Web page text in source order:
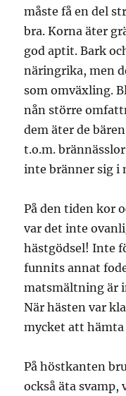
måste få en del
bra. Korna äter
god aptit. Bark
näringrika, men
som omväxling.
nån större
dem äter de
t.o.m.
inte bränner sig i
På den tiden kor
var det inte
hästgödsel! Inte
funnits annat
matsmältning är
När hästen var
mycket att hämta
På höstkanten
också äta